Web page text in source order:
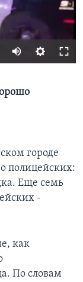
городе
полицейских:
Еще семь
-
как
По словам